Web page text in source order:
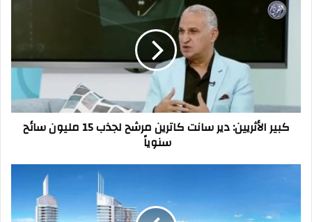
الأثريين:
مرشح
مليون
سائح
كبير الأثريين: دير سانت كاترين مرشح لجذب 15 مليون سائح
سنوياً
رأس